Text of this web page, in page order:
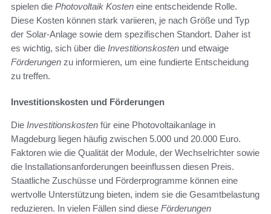
spielen die Photovoltaik Kosten eine entscheidende Rolle.
Diese Kosten können stark variieren, je nach Größe und Typ
der Solar-Anlage sowie dem spezifischen Standort. Daher ist
es wichtig, sich über die Investitionskosten und etwaige
Förderungen zu informieren, um eine fundierte Entscheidung
zu treffen.
Investitionskosten und Förderungen
Die Investitionskosten für eine Photovoltaikanlage in
Magdeburg liegen häufig zwischen 5.000 und 20.000 Euro.
Faktoren wie die Qualität der Module, der Wechselrichter sowie
die Installationsanforderungen beeinflussen diesen Preis.
Staatliche Zuschüsse und Förderprogramme können eine
wertvolle Unterstützung bieten, indem sie die Gesamtbelastung
reduzieren. In vielen Fällen sind diese Förderungen